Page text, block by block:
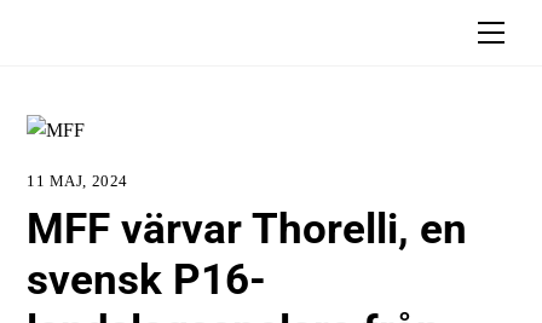
11 MAJ, 2024
MFF värvar Thorelli, en
svensk P16-